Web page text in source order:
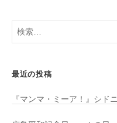
検
最近の投稿
『マンマ・ミーア！』シド